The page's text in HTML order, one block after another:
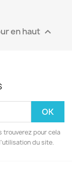
en haut 
trouverez pour cela
du site.